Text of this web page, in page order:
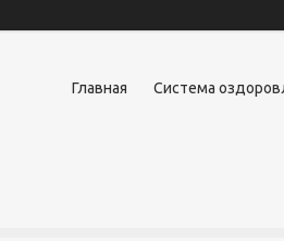
Главная Система